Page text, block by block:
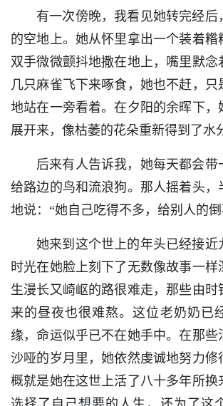
有一次傍晚，我看见她转完经后
的空地上。她从怀里拿出一个装着糌
双手微微颤抖地撒在地上，嘴里默念
几只麻雀飞下来啄食，她也不赶，只
地站在一旁看着。在夕阳的余晖下，
展开来，像枯萎的花朵重新得到了水
后来有人告诉我，她每天都会带
给路边的鸟和流浪狗。那人摇着头，
地说：“她自己吃得不多，给别人的
她来到这个世上的年头已经接近
时光在她脸上刻下了无数像故事一样
生漫长又崎岖的路很难走，那些由时
来的昼夜也很难熬。这位老奶奶已
缘，命运似乎已不在她手中。在那些
沙哑的岁月里，她依然虔诚地努力修
概就是她在这世上活了八十多年所换